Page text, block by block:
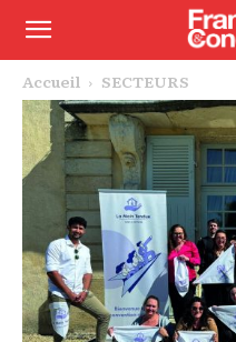
Accueil SECTEURS